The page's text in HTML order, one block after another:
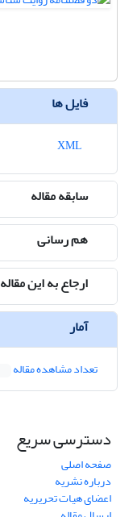
فایل ها
سابقه مقاله
هم رسانی
ارجاع به این مقاله
آمار
تعداد مشاهده مقاله
دسترسی سریع
صفحه اصلی
درباره نشریه
اعضای هیات تحریریه